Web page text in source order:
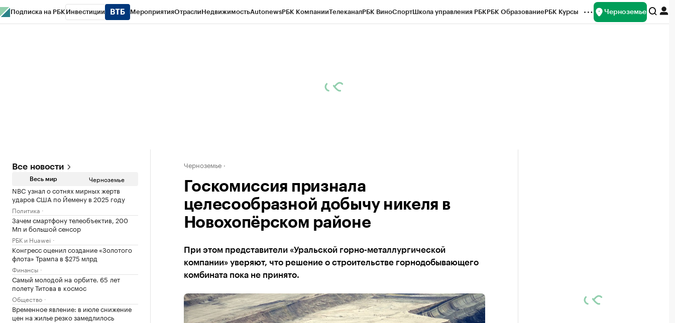
Подписка на РБК Инвестиции МероприятияОтраслиНедвижимостьAutonewsРБК КомпанииТелеканалРБК ВиноСпортШкола управления РБКРБК ОбразованиеРБК Курсы Черноземье
Все новости
Весь мир Черноземье
NBC узнал о сотнях мирных жертв
ударов США по Йемену в 2025 году
Политика
Зачем смартфону телеобъектив, 200
Мп и большой сенсор
РБК и Huawei
Конгресс оценил создание «Золотого
флота» Трампа в $275 млрд
Финансы
Самый молодой на орбите. 65 лет
полету Титова в космос
Общество
Временное явление: в июле снижение
цен на жилье резко замедлилось
Черноземье
Госкомиссия признала
целесообразной добычу никеля в
Новохопёрском районе
При этом представители «Уральской горно-металлургической
компании» уверяют, что решение о строительстве горнодобывающего
комбината пока не принято.